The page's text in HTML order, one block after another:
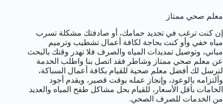
معلم صحي ممتاز
إن كنت ترغب في تجديد حمامك، أو صادفتك مشكلة تسرب
مياه خفي وأو كنت بحاجة لكافة أعمال تشطيب وترميم
مباني، وتوصيل تمديدات المياه والصرف فلا تهدر وقتك بالبحث
عن معلم صحي ممتاز وشاطر فقد اتصل بنا واطلب الخدمة
لنرسل لك أفضل معلم صحية للقيام بكافة أعمال السباكة،
وألتزامه بالوعود، وإنجاز عمله بوقت قصير، ويقدم أجود
الخامات بأقل الأسعار، للقيام بحل مشاكل طفح المياه والعديد
من الخدمات للصرف الصحي.